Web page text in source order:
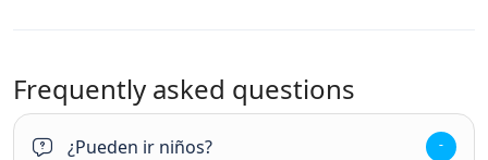
Frequently asked questions
¿Pueden ir niños?